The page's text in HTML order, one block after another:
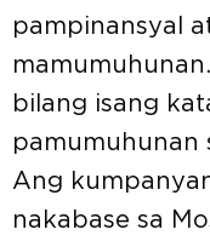
pampinansyal
bilang isang
pamumuhunan
Ang
nakabase sa